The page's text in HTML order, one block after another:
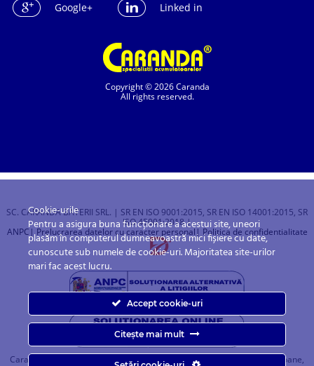
Copyright © 2026 Caranda
All rights reserved.
Google+
Linked in
SC. CARANDA BATERII SRL. | SR EN ISO 9001:2015, SR EN ISO 14001:2015, SR
ISO 45001:2018 |
ANPC | Prelucrarea datelor cu caracter personal| Politica de confidentialitate
Caranda.ro este un magazin online cu baterii pentru automobile, camioane,
Cookie-urile
Pentru a asigura buna funcționare a acestui site, uneori
plasăm în computerul dumneavoastră mici fișiere cu date,
cunoscute sub numele de cookie-uri. Majoritatea site-urilor
mari fac acest lucru.
Accept cookie-uri
Citește mai mult